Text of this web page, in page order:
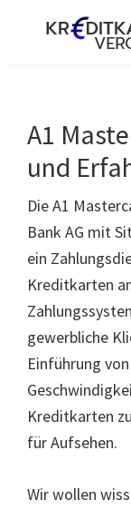
Seitenspalte
A1
und
Die A1
Bank AG mit
ein
Kreditkarten
gewerbliche
Einführung
Kreditkarten
für Aufsehen.
Wir wollen